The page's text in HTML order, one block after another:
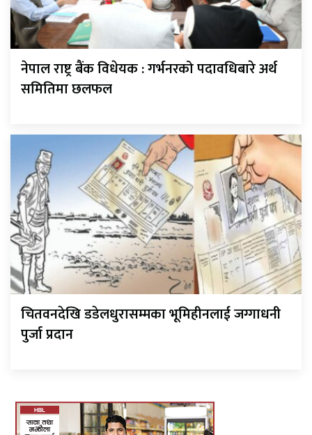
नेपाल राष्ट्र बैंक विधेयक : गर्भनरको पदावधिबारे अर्थ
समितिमा छलफल
चितवनदेखि डडेलधुरासम्मका भूमिहीनलाई जग्गाधनी
पुर्जा प्रदान